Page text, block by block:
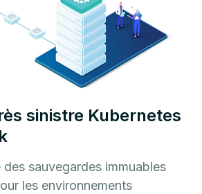
sinistre Kubernetes
sauvegardes immuables
les environnements